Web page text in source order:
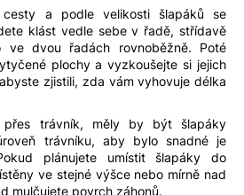
a podle velikosti šlapáků se
klást vedle sebe v řadě, střídavě
dvou řadách rovnoběžně. Poté
plochy a vyzkoušejte si jejich
zjistili, zda vám vyhovuje délka
přes trávník, měly by být šlapáky
trávníku, aby bylo snadné je
plánujete umístit šlapáky do
ve stejné výšce nebo mírně nad
mulčujete povrch záhonů.